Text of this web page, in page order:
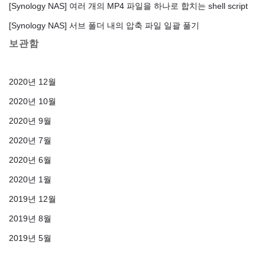
[Synology NAS] 여러 개의 MP4 파일을 하나로 합치는 shell script
[Synology NAS] 서브 폴더 내의 압축 파일 일괄 풀기
보관함
2020년 12월
2020년 10월
2020년 9월
2020년 7월
2020년 6월
2020년 1월
2019년 12월
2019년 8월
2019년 5월